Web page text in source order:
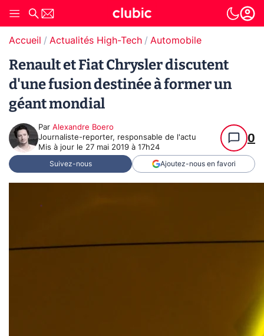
Accueil Actualités High-Tech Automobile
Renault et Fiat Chrysler discutent
d'une fusion destinée à former un
géant mondial
Par Alexandre Boero
Journaliste-reporter, responsable de l'actu
Mis à jour le 27 mai 2019 à 17h24
0
Suivez-nous Ajoutez-nous en favori